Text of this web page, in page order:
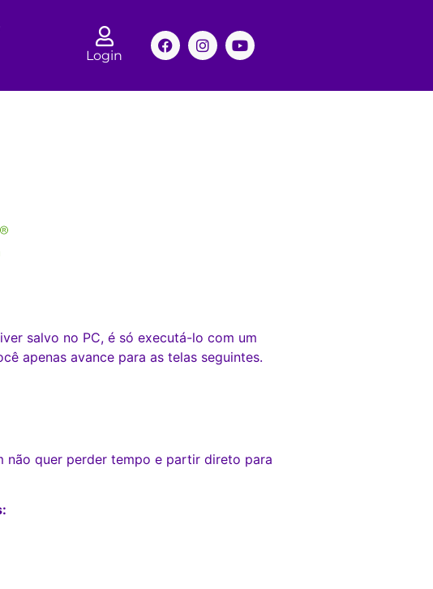
Login
salvo no PC, é só executá-lo com um
apenas avance para as telas seguintes.
não quer perder tempo e partir direto para